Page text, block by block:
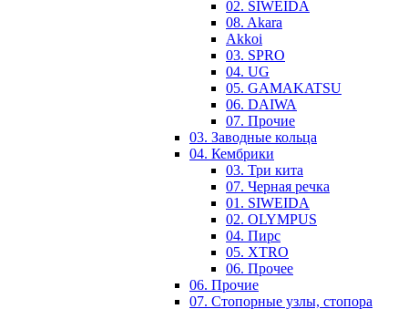
02. SIWEIDA
08. Akara
Akkoi
03. SPRO
04. UG
05. GAMAKATSU
06. DAIWA
07. Прочие
03. Заводные кольца
04. Кембрики
03. Три кита
07. Черная речка
01. SIWEIDA
02. OLYMPUS
04. Пирс
05. XTRO
06. Прочее
06. Прочие
07. Стопорные узлы, стопора